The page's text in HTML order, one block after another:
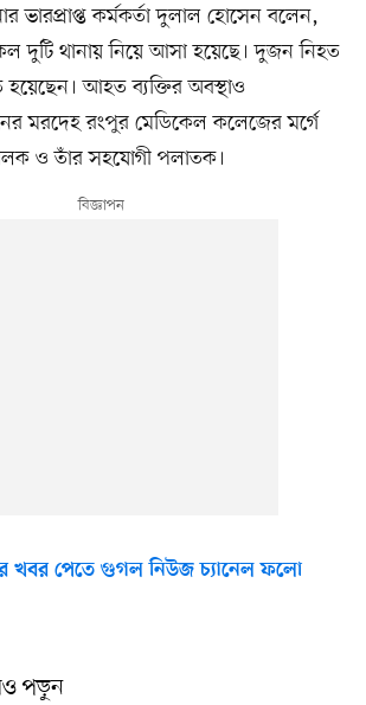
ভারপ্রাপ্ত কর্মকর্তা দুলাল হোসেন বলেন,
দুটি থানায় নিয়ে আসা হয়েছে। দুজন নিহত
আহত ব্যক্তির অবস্থাও
মরদেহ রংপুর মেডিকেল কলেজের মর্গে
ও তাঁর সহযোগী পলাতক।
খবর পেতে গুগল নিউজ চ্যানেল ফলো
পড়ুন